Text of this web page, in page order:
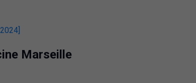
Marseille